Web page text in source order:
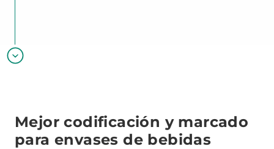
Mejor codificación y marcado
para envases de bebidas